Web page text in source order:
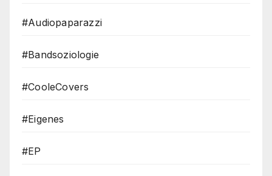
#Audiopaparazzi
#Bandsoziologie
#CooleCovers
#Eigenes
#EP